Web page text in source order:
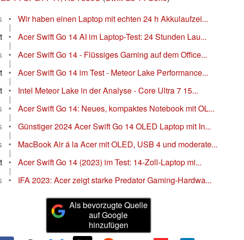
• Wir haben einen Laptop mit echten 24 h Akkulaufzei...
|
• Acer Swift Go 14 AI im Laptop-Test: 24 Stunden Lau...
|
• Acer Swift Go 14 - Flüssiges Gaming auf dem Office...
|
• Acer Swift Go 14 im Test - Meteor Lake Performance...
|
• Intel Meteor Lake in der Analyse - Core Ultra 7 15...
|
• Acer Swift Go 14: Neues, kompaktes Notebook mit OL...
|
• Günstiger 2024 Acer Swift Go 14 OLED Laptop mit In...
|
• MacBook Air á la Acer mit OLED, USB 4 und moderate...
|
• Acer Swift Go 14 (2023) im Test: 14-Zoll-Laptop mi...
|
• IFA 2023: Acer zeigt starke Predator Gaming-Hardwa...
Als bevorzugte Quelle
auf Google
hinzufügen